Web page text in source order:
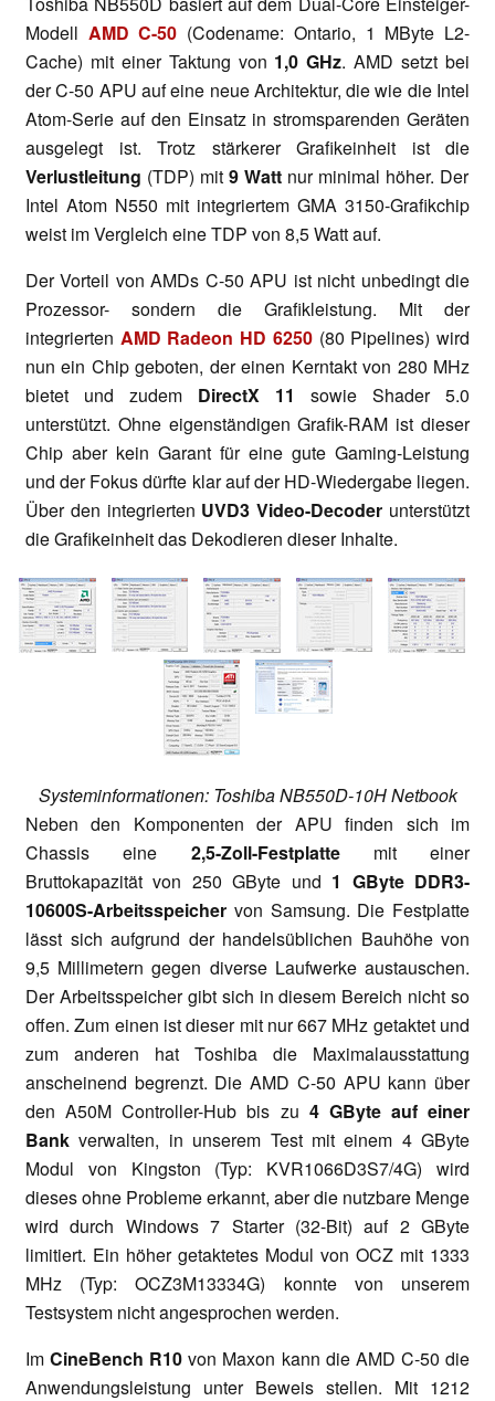
Modell AMD C-50 (Codename: Ontario, 1 MByte L2-
Cache) mit einer Taktung von 1,0 GHz. AMD setzt bei
der C-50 APU auf eine neue Architektur, die wie die Intel
Atom-Serie auf den Einsatz in stromsparenden Geräten
ausgelegt ist. Trotz stärkerer Grafikeinheit ist die
Verlustleitung (TDP) mit 9 Watt nur minimal höher. Der
Intel Atom N550 mit integriertem GMA 3150-Grafikchip
weist im Vergleich eine TDP von 8,5 Watt auf.
Der Vorteil von AMDs C-50 APU ist nicht unbedingt die
Prozessor- sondern die Grafikleistung. Mit der
integrierten AMD Radeon HD 6250(80 Pipelines) wird
nun ein Chip geboten, der einen Kerntakt von 280 MHz
bietet und zudem DirectX 11
sowie Shader 5.0
unterstützt. Ohne eigenständigen Grafik-RAM ist dieser
Chip aber kein Garant für eine gute Gaming-Leistung
und der Fokus dürfte klar auf der HD-Wiedergabe liegen.
Über den integrierten UVD3 Video-Decoder unterstützt
die Grafikeinheit das Dekodieren dieser Inhalte.
Systeminformationen: Toshiba NB550D-10H Netbook
Neben den Komponenten der APU finden sich im
Chassis eine 2,5-Zoll-Festplattemit einer
Bruttokapazität von 250 GByte und 1 GByte DDR3-
10600S-Arbeitsspeicher von Samsung. Die Festplatte
lässt sich aufgrund der handelsüblichen Bauhöhe von
9,5 Millimetern gegen diverse Laufwerke austauschen.
Der Arbeitsspeicher gibt sich in diesem Bereich nicht so
offen. Zum einen ist dieser mit nur 667 MHz getaktet und
zum anderen hat Toshiba die Maximalausstattung
anscheinend begrenzt. Die AMD C-50 APU kann über
den A50M Controller-Hub bis zu 4 GByte auf einer
Bank verwalten, in unserem Test mit einem 4 GByte
Modul von Kingston (Typ: KVR1066D3S7/4G) wird
dieses ohne Probleme erkannt, aber die nutzbare Menge
wird durch Windows 7 Starter (32-Bit) auf 2 GByte
limitiert. Ein höher getaktetes Modul von OCZ mit 1333
MHz (Typ: OCZ3M13334G) konnte von unserem
Testsystem nicht angesprochen werden.
ImCineBench R10 von Maxon kann die AMD C-50 die
Anwendungsleistung unter Beweis stellen. Mit 1212